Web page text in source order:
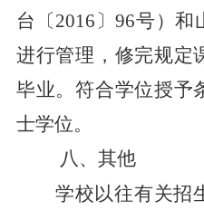
台〔2016〕96号）和
进行管理，修完规定
毕业。符合学位授予
士学位。
八 、其他
学校以往有关招